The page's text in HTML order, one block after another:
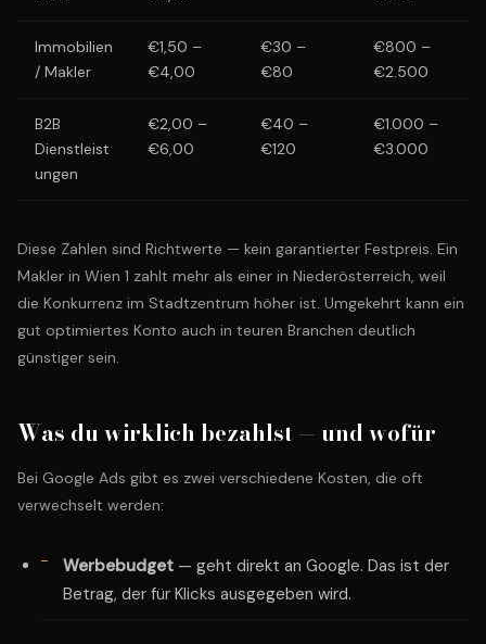
Immobilien
/ Makler
€1,50 –
€4,00
€30 –
€80
€800 –
€2.500
B2B
Dienstleist
ungen
€2,00 –
€6,00
€40 –
€120
€1.000 –
€3.000
Diese Zahlen sind Richtwerte — kein garantierter Festpreis. Ein
Makler in Wien 1 zahlt mehr als einer in Niederösterreich, weil
die Konkurrenz im Stadtzentrum höher ist. Umgekehrt kann ein
gut optimiertes Konto auch in teuren Branchen deutlich
günstiger sein.
Was du wirklich bezahlst — und wofür
Bei Google Ads gibt es zwei verschiedene Kosten, die oft
verwechselt werden:
Werbebudget — geht direkt an Google. Das ist der
Betrag, der für Klicks ausgegeben wird.